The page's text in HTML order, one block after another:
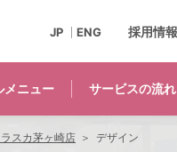
メニュー サービスの流れ
採用情報
JP ENG
スカ茅ヶ崎店 デザイン